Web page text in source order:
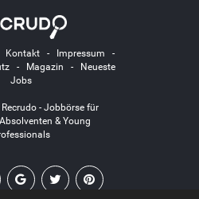
Kontakt- Impressum -
- Magazin -
Neueste
Jobs
- Jobbörse für
& Young